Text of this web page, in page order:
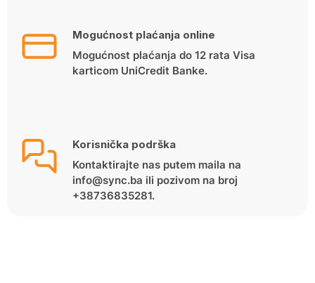
Mogućnost plaćanja online
Mogućnost plaćanja do 12 rata Visa
karticom UniCredit Banke.
Korisnička podrška
Kontaktirajte nas putem maila na
info@sync.ba ili pozivom na broj
+38736835281.